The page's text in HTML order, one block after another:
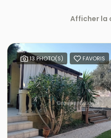
Afficher la
13 PHOTO(S) FAVORIS